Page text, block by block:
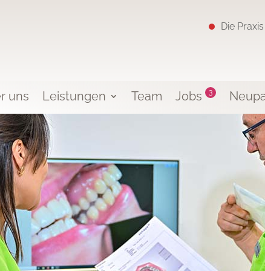
Die
uns Leistungen Team Jobs 3